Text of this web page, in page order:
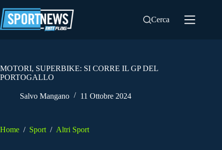
al
contenuto
Cerca
MOTORI, SUPERBIKE: SI CORRE IL GP DEL
PORTOGALLO
Salvo Mangano 11 Ottobre 2024
Home / Sport / Altri Sport